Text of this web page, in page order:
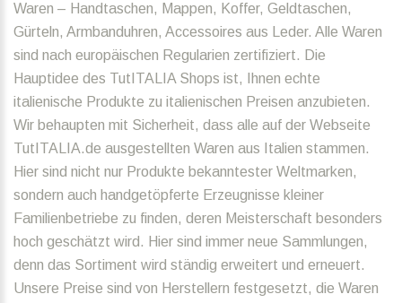
Waren – Handtaschen, Mappen, Koffer, Geldtaschen,
Gürteln, Armbanduhren, Accessoires aus Leder. Alle Waren
sind nach europäischen Regularien zertifiziert. Die
Hauptidee des TutITALIA Shops ist, Ihnen echte
italienische Produkte zu italienischen Preisen anzubieten.
Wir behaupten mit Sicherheit, dass alle auf der Webseite
TutITALIA.de ausgestellten Waren aus Italien stammen.
Hier sind nicht nur Produkte bekanntester Weltmarken,
sondern auch handgetöpferte Erzeugnisse kleiner
Familienbetriebe zu finden, deren Meisterschaft besonders
hoch geschätzt wird. Hier sind immer neue Sammlungen,
denn das Sortiment wird ständig erweitert und erneuert.
Unsere Preise sind von Herstellern festgesetzt, die Waren